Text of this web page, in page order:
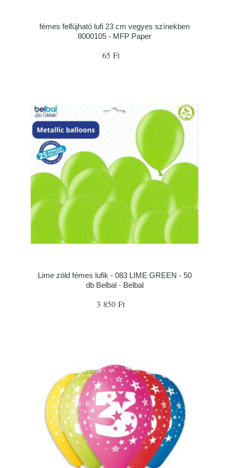
fémes felfújható lufi 23 cm vegyes színekben
8000105 - MFP Paper
65 Ft
Lime zöld fémes lufik - 083 LIME GREEN - 50
db Belbal - Belbal
3 850 Ft